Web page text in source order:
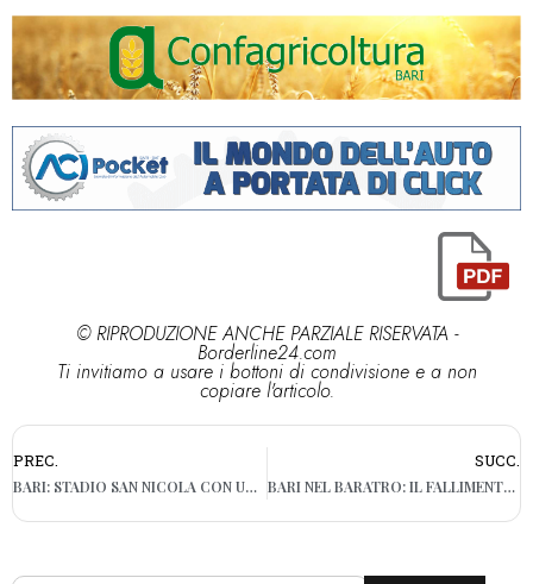
© RIPRODUZIONE ANCHE PARZIALE RISERVATA -
Borderline24.com
Ti invitiamo a usare i bottoni di condivisione e a non
copiare l'articolo.
PREC.
BARI: STADIO SAN NICOLA CON UN SOLO CANDIDATO, NOMINATA LA COMMISSIONE GIUDICATRICE
SUCC.
BARI NEL BARATRO: IL FALLIMENTO È COMPLETO, BIANCOROSSI IN SERIE C